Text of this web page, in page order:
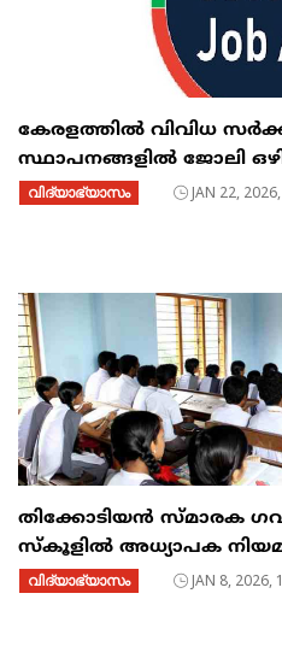
കേരളത്തിൽ വിവിധ
സ്ഥാപനങ്ങളിൽ ജോലി
വിദ്യാഭ്യാസം JAN 22,
തിക്കോടിയൻ സ്മാരക
സ്കൂളിൽ അധ്യാപക
വിദ്യാഭ്യാസം JAN 8, 2026,